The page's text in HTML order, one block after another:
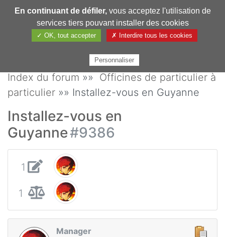
Pharmechange
Index du forum »» Officines de particulier à
particulier »» Installez-vous en Guyanne
Installez-vous en
Guyanne#9386
1
1
Manager
En continuant de défiler,vous acceptez l'utilisation de
services tiers pouvant installer des cookies
✓ OK, tout accepter ✗ Interdire tous les cookies
Personnaliser